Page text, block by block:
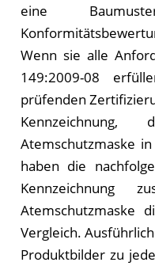
eine
Wenn sie alle
149:2009-08
prüfenden
Atemschutzmaske
haben die
Kennzeichnung
Atemschutzmaske
Vergleich.
Produktbilder zu